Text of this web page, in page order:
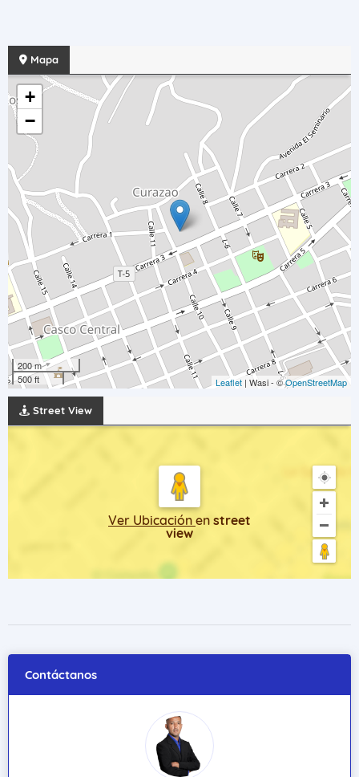
Mapa
+
−
200 m
500 ft
Leaflet | Wasi - ©OpenStreetMap
Street View
Ver Ubicación en street
view
Contáctanos